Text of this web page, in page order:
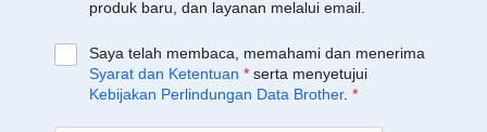
produk baru, dan layanan melalui email.
Saya telah membaca, memahami dan menerima
Syarat dan Ketentuan * serta menyetujui
Kebijakan Perlindungan Data Brother. *